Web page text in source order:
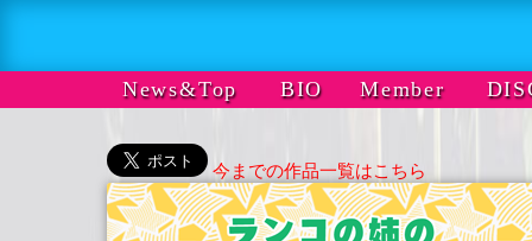
News&Top BIO Member
今までの作品一覧はこちら